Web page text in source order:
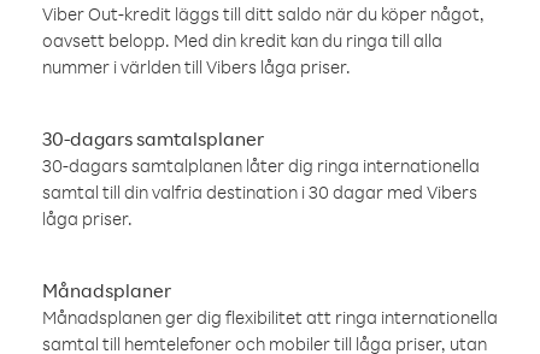
Viber Out-kredit läggs till ditt saldo när du köper något,
oavsett belopp. Med din kredit kan du ringa till alla
nummer i världen till Vibers låga priser.
30-dagars samtalsplaner
30-dagars samtalplanen låter dig ringa internationella
samtal till din valfria destination i 30 dagar med Vibers
låga priser.
Månadsplaner
Månadsplanen ger dig flexibilitet att ringa internationella
samtal till hemtelefoner och mobiler till låga priser, utan